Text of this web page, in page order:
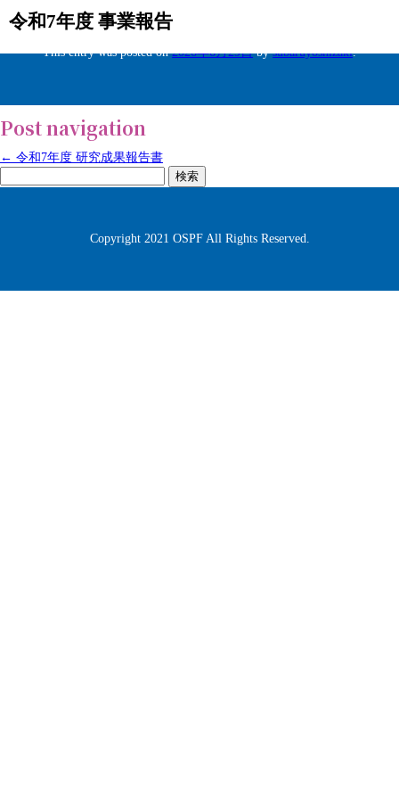
令和7年度 事業報告
This entry was posted on2026年6月29日bysubaruyoshizaki.
Post navigation
← 令和7年度 研究成果報告書
索:
Copyright 2021 OSPF All Rights Reserved.